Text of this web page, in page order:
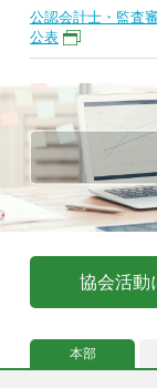
公認会計士・監査
公表
協会活動
本部